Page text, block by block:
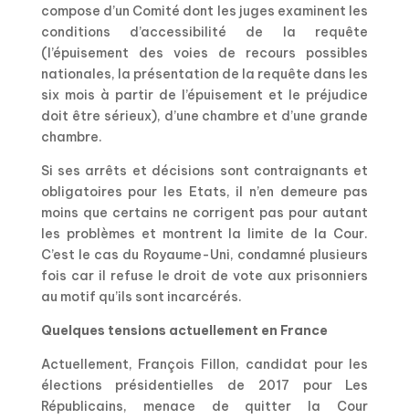
compose d’un Comité dont les juges examinent les
conditions d’accessibilité de la requête
(l’épuisement des voies de recours possibles
nationales, la présentation de la requête dans les
six mois à partir de l’épuisement et le préjudice
doit être sérieux), d’une chambre et d’une grande
chambre.
Si ses arrêts et décisions sont contraignants et
obligatoires pour les Etats, il n’en demeure pas
moins que certains ne corrigent pas pour autant
les problèmes et montrent la limite de la Cour.
C’est le cas du Royaume-Uni, condamné plusieurs
fois car il refuse le droit de vote aux prisonniers
au motif qu’ils sont incarcérés.
Quelques tensions actuellement en France
Actuellement, François Fillon, candidat pour les
élections présidentielles de 2017 pour Les
Républicains, menace de quitter la Cour